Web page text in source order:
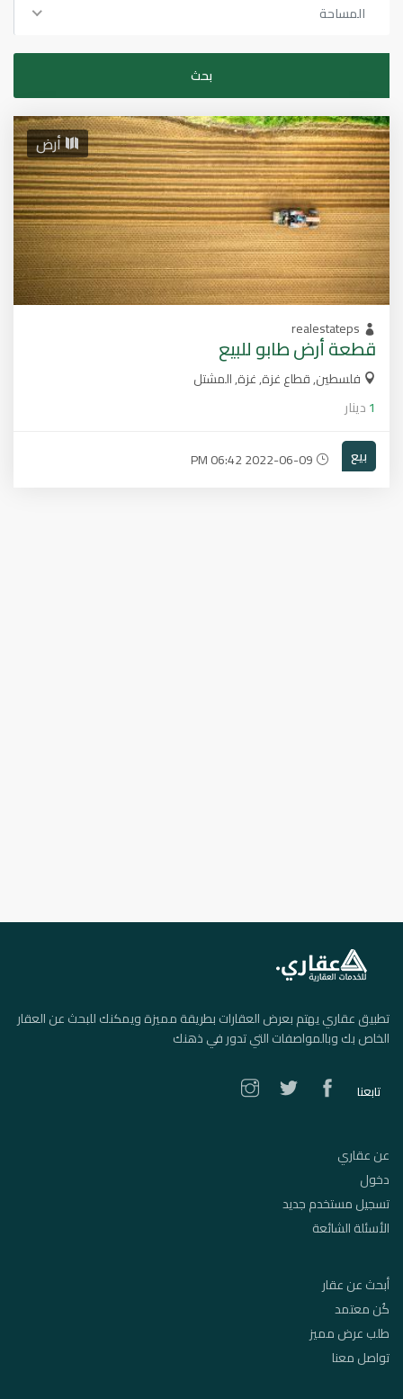
المساحة
أرض
realestateps
قطعة أرض طابو للبيع
فلسطين, قطاع غزة, غزة, المشتل
1دينار
بيع
تطبيق عقاري يهتم بعرض العقارات بطريقة مميزة ويمكنك للبحث عن العقار
الخاص بك وبالمواصفات التي تدور في ذهنك
تابعنا
عن عقاري
دخول
تسجيل مستخدم جديد
الأسئلة الشائعة
أبحث عن عقار
كُن معتمد
طلب عرض مميز
تواصل معنا